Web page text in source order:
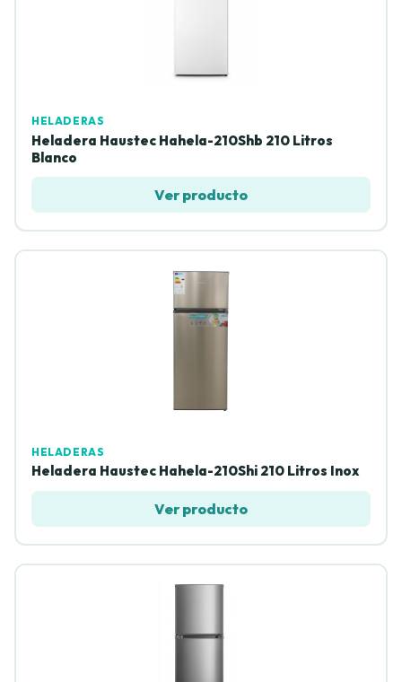
HELADERAS
Heladera Haustec Hahela-210Shb 210 Litros
Blanco
Ver producto
HELADERAS
Heladera Haustec Hahela-210Shi 210 Litros Inox
Ver producto